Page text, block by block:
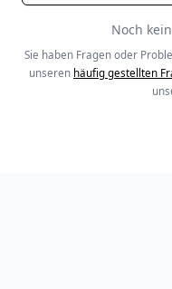
Noch
Sie haben Fragen oder
unseren häufig gestellten